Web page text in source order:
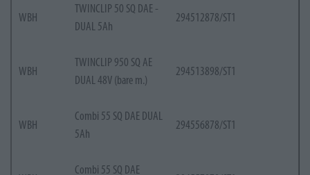
WBH
TWINCLIP 50 SQ DAE -
DUAL 5Ah
294512878/ST1
WBH
TWINCLIP 950 SQ AE
DUAL 48V (bare m.)
294513898/ST1
WBH
Combi 55 SQ DAE DUAL
5Ah
294556878/ST1
Combi 55 SQ DAE